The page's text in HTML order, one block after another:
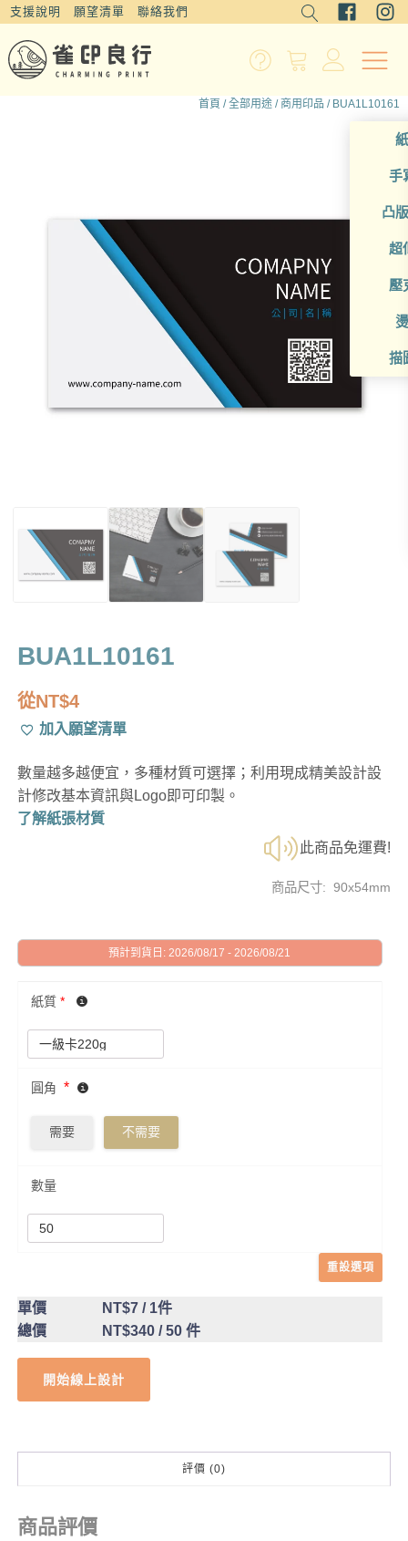
支援說明 願望清單 聯絡我們
手
凸
超
壓
描
首頁 /全部用途 / 商用印品 / BUA1L10161
BUA1L10161
從NT$4
加入願望清單
數量越多越便宜，多種材質可選擇；利用現成精美設計設
計修改基本資訊與Logo即可印製。
了解紙張材質
此商品免運費!
商品尺寸: 90x54mm
預計到貨日: 2026/08/17 - 2026/08/21
紙質 *
圓角 *
需要 不需要
數量
重設選項
單價 NT$7/ 1件
總價
NT$340/ 50 件
開始線上設計
評價 (0)
商品評價